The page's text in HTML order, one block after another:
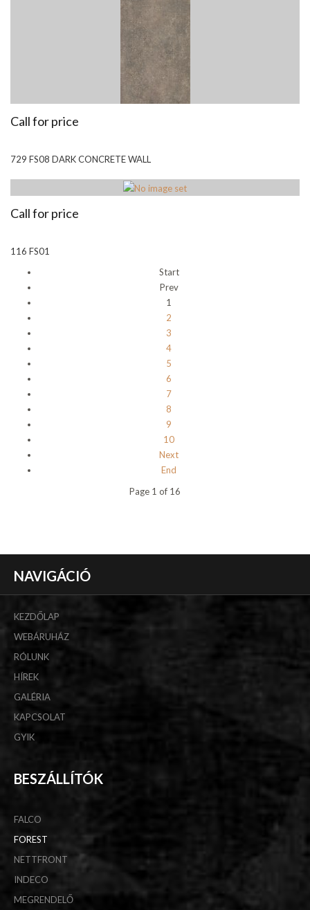
Call for price
729 FS08 DARK CONCRETE WALL
Call for price
116 FS01
Start
Prev
1
2
3
4
5
6
7
8
9
10
Next
End
Page 1 of 16
NAVIGÁCIÓ
KEZDŐLAP
WEBÁRUHÁZ
RÓLUNK
HÍREK
GALÉRIA
KAPCSOLAT
GYIK
BESZÁLLÍTÓK
FALCO
FOREST
NETTFRONT
INDECO
MEGRENDELŐ